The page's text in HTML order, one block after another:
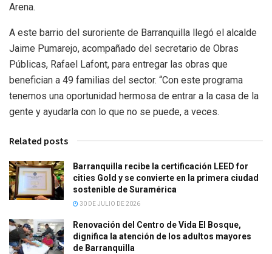
Arena.
A este barrio del suroriente de Barranquilla llegó el alcalde
Jaime Pumarejo, acompañado del secretario de Obras
Públicas, Rafael Lafont, para entregar las obras que
benefician a 49 familias del sector. “Con este programa
tenemos una oportunidad hermosa de entrar a la casa de la
gente y ayudarla con lo que no se puede, a veces.
Related posts
Barranquilla recibe la certificación LEED for
cities Gold y se convierte en la primera ciudad
sostenible de Suramérica
30 DE JULIO DE 2026
Renovación del Centro de Vida El Bosque,
dignifica la atención de los adultos mayores
de Barranquilla